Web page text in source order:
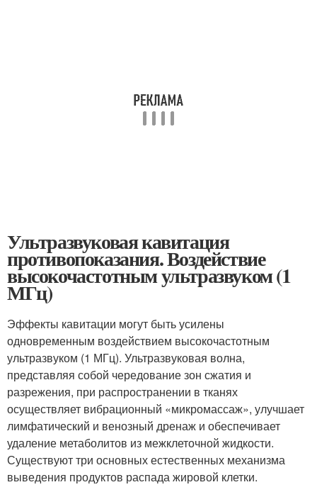
Ультразвуковая кавитация
противопоказания. Воздействие
высокочастотным ультразвуком (1
МГц)
Эффекты кавитации могут быть усилены
одновременным воздействием высокочастотным
ультразвуком (1 МГц). Ультразвуковая волна,
представляя собой чередование зон сжатия и
разрежения, при распространении в тканях
осуществляет вибрационный «микромассаж», улучшает
лимфатический и венозный дренаж и обеспечивает
удаление метаболитов из межклеточной жидкости.
Существуют три основных естественных механизма
выведения продуктов распада жировой клетки.